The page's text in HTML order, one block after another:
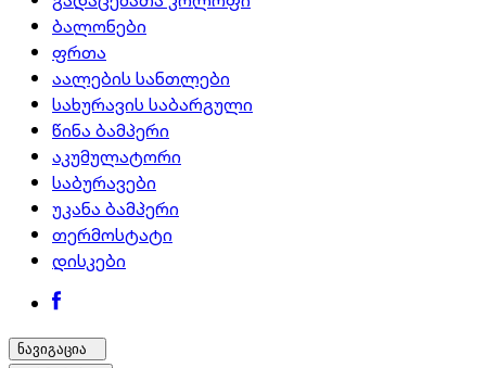
ბალონები
ფრთა
აალების სანთლები
სახურავის საბარგული
წინა ბამპერი
აკუმულატორი
საბურავები
უკანა ბამპერი
თერმოსტატი
დისკები
ნავიგაცია